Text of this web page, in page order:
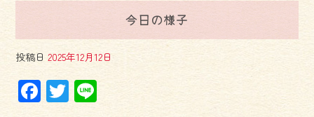
今日の様子
投稿日 2025年12月12日
F T